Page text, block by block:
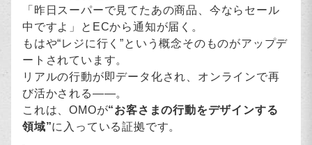
「昨日スーパーで見てたあの商品、今ならセール
中ですよ」とECから通知が届く。
もはや“レジに行く”という概念そのものがアップデ
ートされています。
リアルの行動が即データ化され、オンラインで再
び活かされる――。
これは、OMOが“お客さまの行動をデザインする
領域”に入っている証拠です。